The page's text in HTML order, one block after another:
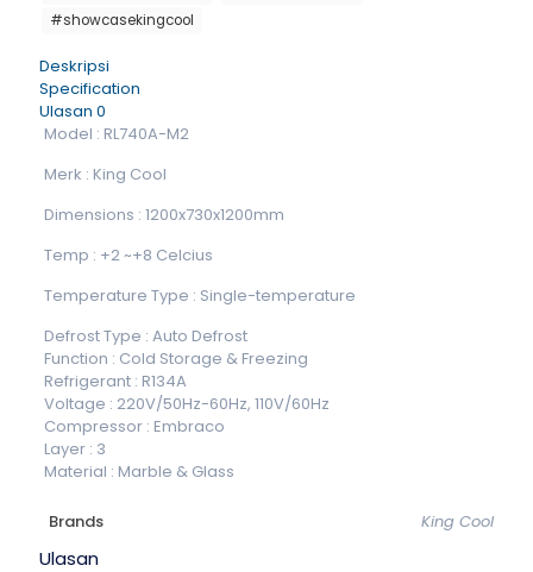
#showcasekingcool
Deskripsi
Specification
Ulasan 0
Model : RL740A-M2
Merk : King Cool
Dimensions : 1200x730x1200mm
Temp : +2 ~+8 Celcius
Temperature Type : Single-temperature
Defrost Type : Auto Defrost
Function : Cold Storage & Freezing
Refrigerant : R134A
Voltage : 220V/50Hz-60Hz, 110V/60Hz
Compressor : Embraco
Layer : 3
Material : Marble & Glass
Brands King Cool
Ulasan